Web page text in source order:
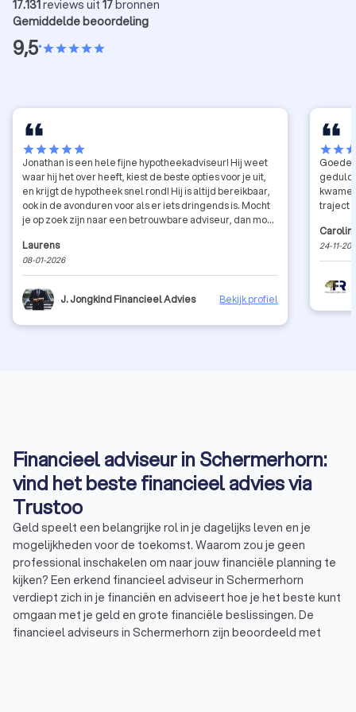
17.131reviews uit 17bronnen
Gemiddelde beoordeling
9,5•starstarstarstarstar
starstarstarstarstar
Jonathan is een hele fijne hypotheekadviseur! Hij weet
waar hij het over heeft, kiest de beste opties voor je uit,
en krijgt de hypotheek snel rond! Hij is altijd bereikbaar,
ook in de avonduren voor als er iets dringends is. Mocht
je op zoek zijn naar een betrouwbare adviseur, dan moet
Laurens
08-01-2026
J. Jongkind Financieel Advies Bekijk profiel
starstar
Goede
geduld
traject
24-11-
Financieel adviseur in Schermerhorn:
vind het beste financieel advies via
Trustoo
Geld speelt een belangrijke rol in je dagelijks leven en je
mogelijkheden voor de toekomst. Waarom zou je geen
professional inschakelen om naar jouw financiële planning te
kijken? Een erkend financieel adviseur in Schermerhorn
verdiept zich in je financiën en adviseert hoe je het beste kunt
omgaan met je geld en grote financiële beslissingen. De
financieel adviseurs in Schermerhorn zijn beoordeeld met